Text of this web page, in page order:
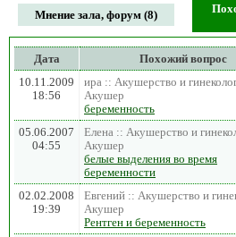
Мнение зала, форум (8)
Дата Похожий вопрос
10.11.2009
18:56
ира :: Акушерство и
Акушер
беременность
05.06.2007
04:55
Елена :: Акушерство и
Акушер
белые выделения во время
беременности
02.02.2008
19:39
Евгений :: Акушерство и
Акушер
Рентген и беременность